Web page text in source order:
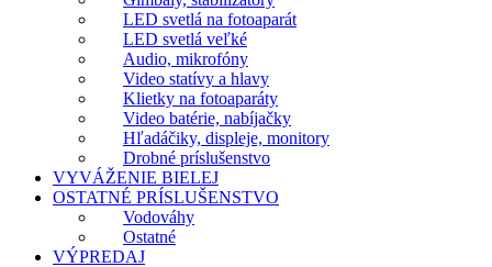
LED svetlá na fotoaparát
LED svetlá veľké
Audio, mikrofóny
Video statívy a hlavy
Klietky na fotoaparáty
Video batérie, nabíjačky
Hľadáčiky, displeje, monitory
Drobné príslušenstvo
VYVÁŽENIE BIELEJ
OSTATNÉ PRÍSLUŠENSTVO
Vodováhy
Ostatné
VÝPREDAJ